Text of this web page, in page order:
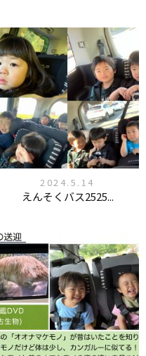
2024.5.14
えんそくバス2525...